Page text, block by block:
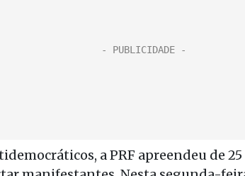
a PRF apreendeu de